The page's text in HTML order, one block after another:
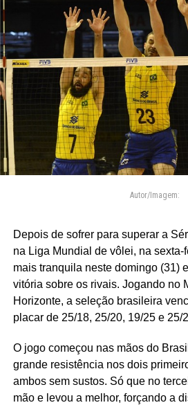
Autor/Imagem:
Depois de sofrer para superar a
na Liga Mundial de vôlei, na
mais tranquila neste domingo (31)
vitória sobre os rivais. Jogando no
Horizonte, a seleção brasileira
placar de 25/18, 25/20, 19/25 e 25/
O jogo começou nas mãos do
grande resistência nos dois
ambos sem sustos. Só que no
mão e levou a melhor, forçando a